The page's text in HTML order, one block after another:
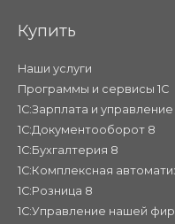
Купить
Наши услуги
Программы и сервисы 1С
1С:Зарплата и
1С:Документооборот 8
1С:Бухгалтерия 8
1С:Комплексная
1С:Розница 8
1С:Управление нашей